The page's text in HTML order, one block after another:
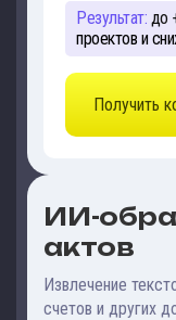
Результат: до
проектов и
Получить
ИИ-
актов
Извлечение
счетов и других